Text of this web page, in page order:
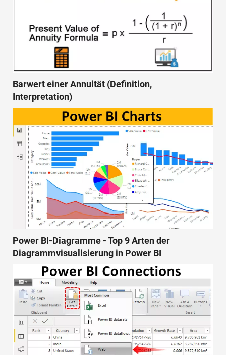
Barwert einer Annuität (Definition,
Interpretation)
Power BI-Diagramme - Top 9 Arten der
Diagrammvisualisierung in Power BI